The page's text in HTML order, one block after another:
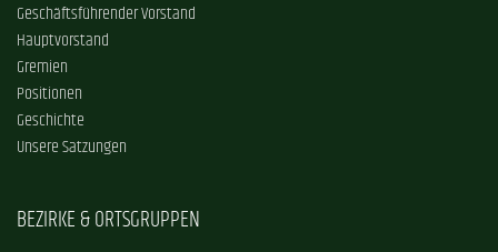
Geschäftsführender Vorstand
Hauptvorstand
Gremien
Positionen
Geschichte
Unsere Satzungen
BEZIRKE & ORTSGRUPPEN